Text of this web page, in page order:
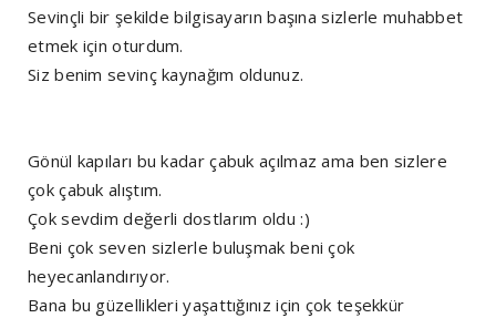
Sevinçli bir şekilde bilgisayarın başına sizlerle muhabbet
etmek için oturdum.
Siz benim sevinç kaynağım oldunuz.
Gönül kapıları bu kadar çabuk açılmaz ama ben sizlere
çok çabuk alıştım.
Çok sevdim değerli dostlarım oldu :)
Beni çok seven sizlerle buluşmak beni çok
heyecanlandırıyor.
Bana bu güzellikleri yaşattığınız için çok teşekkür